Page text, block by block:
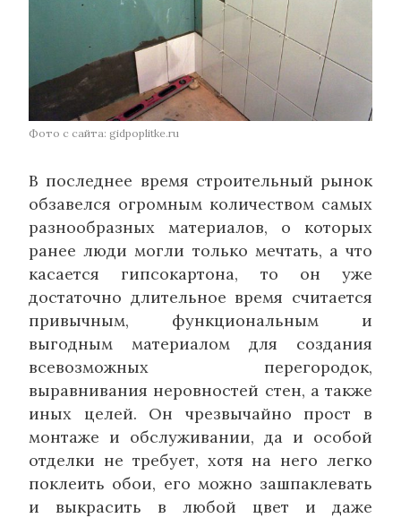
Фото с сайта: gidpoplitke.ru
В последнее время строительный рынок
обзавелся огромным количеством самых
разнообразных материалов, о которых
ранее люди могли только мечтать, а что
касается гипсокартона, то он уже
достаточно длительное время считается
привычным, функциональным и
выгодным материалом для создания
всевозможных перегородок,
выравнивания неровностей стен, а также
иных целей. Он чрезвычайно прост в
монтаже и обслуживании, да и особой
отделки не требует, хотя на него легко
поклеить обои, его можно зашпаклевать
и выкрасить в любой цвет и даже